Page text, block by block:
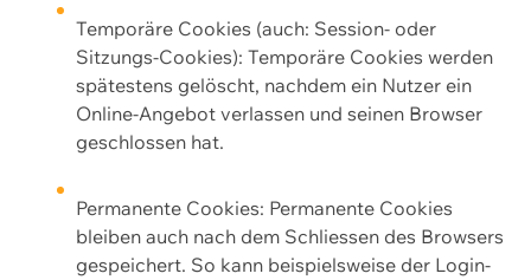
Temporäre Cookies (auch: Session- oder
Sitzungs-Cookies): Temporäre Cookies werden
spätestens gelöscht, nachdem ein Nutzer ein
Online-Angebot verlassen und seinen Browser
geschlossen hat.
Permanente Cookies: Permanente Cookies
bleiben auch nach dem Schliessen des Browsers
gespeichert. So kann beispielsweise der Login-